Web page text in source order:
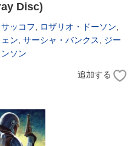
Disc)
ッコフ ロザリオ・ドーソン
ン サーシャ・バンクス
ジー
ソン
追加する